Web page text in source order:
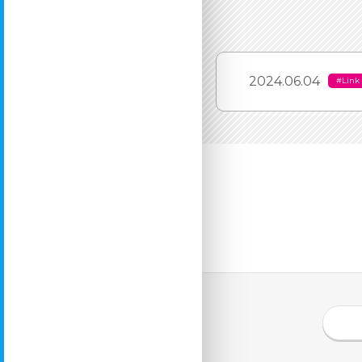
2024.06.04 #Link